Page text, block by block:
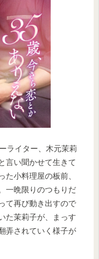
ライター、木元茉莉
言い聞かせて生きて
た小料理屋の板前、
一晩限りのつもりだ
て再び動き出すので
た茉莉子が、まっす
弄されていく様子が